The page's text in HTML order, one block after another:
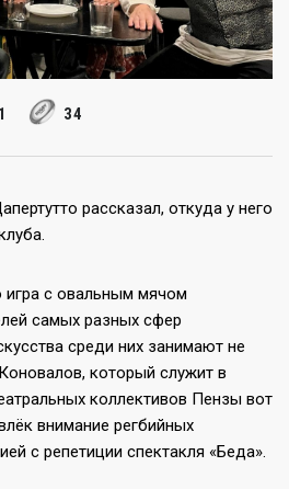
34
рассказал, откуда у него
игра с овальным мячом
самых разных сфер
среди них занимают не
который служит в
коллективов Пензы вот
внимание регбийных
с репетиции спектакля «Беда».